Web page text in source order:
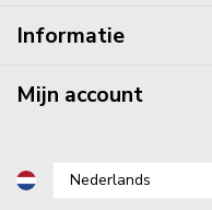
Informatie
Mijn account